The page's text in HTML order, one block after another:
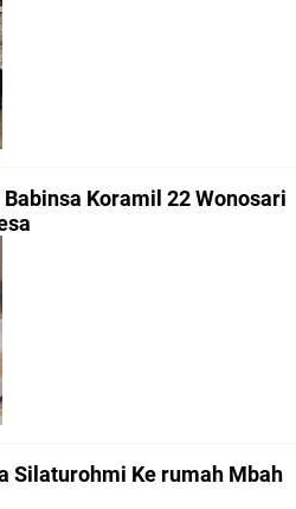
Koramil 22 Wonosari
Silaturohmi Ke rumah Mbah